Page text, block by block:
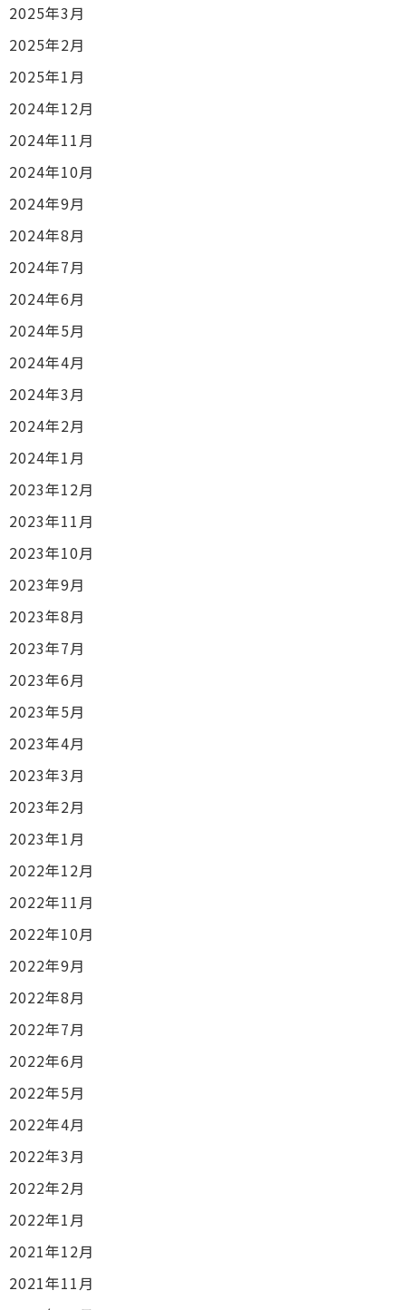
2025年3月
2025年2月
2025年1月
2024年12月
2024年11月
2024年10月
2024年9月
2024年8月
2024年7月
2024年6月
2024年5月
2024年4月
2024年3月
2024年2月
2024年1月
2023年12月
2023年11月
2023年10月
2023年9月
2023年8月
2023年7月
2023年6月
2023年5月
2023年4月
2023年3月
2023年2月
2023年1月
2022年12月
2022年11月
2022年10月
2022年9月
2022年8月
2022年7月
2022年6月
2022年5月
2022年4月
2022年3月
2022年2月
2022年1月
2021年12月
2021年11月